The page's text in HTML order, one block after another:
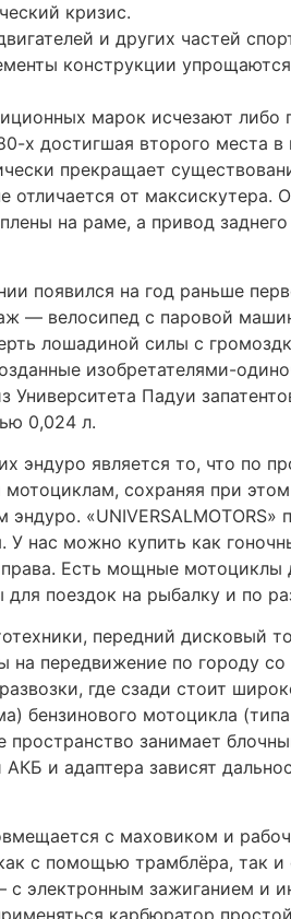
кризис.
и других частей
конструкции
марок исчезают либо
достигшая второго места в
прекращает
от максискутера.
на раме, а привод
появился на год раньше
— велосипед с паровой
лошадиной силы с
изобретателями-
Падуи
0,024 л.
эндуро является то, что по
сохраняя при этом
нас можно купить как
Есть мощные
поездок на рыбалку и по
передний дисковый
на передвижение по городу
где сзади стоит
бензинового мотоцикла
пространство занимает
и адаптера зависят
с маховиком и
с помощью трамблёра, так и
электронным зажиганием и
карбюратор